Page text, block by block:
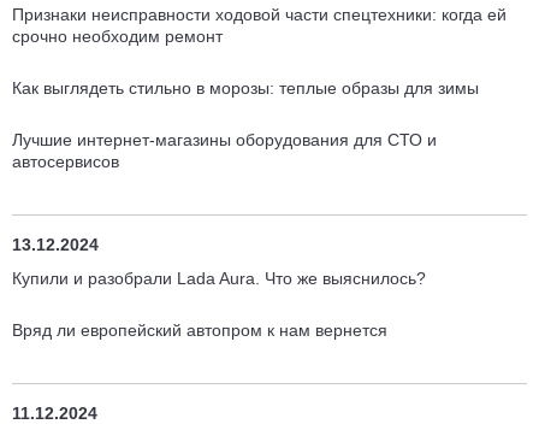
Признаки неисправности ходовой части спецтехники: когда ей
срочно необходим ремонт
Как выглядеть стильно в морозы: теплые образы для зимы
Лучшие интернет-магазины оборудования для СТО и
автосервисов
13.12.2024
Купили и разобрали Lada Aura. Что же выяснилось?
Вряд ли европейский автопром к нам вернется
11.12.2024